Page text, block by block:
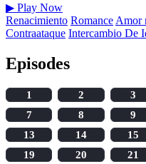
▶ Play Now
Renacimiento Romance Amor
Contraataque Intercambio De
Episodes
1 2 3
7
8 9
13
14 15
19
20 21